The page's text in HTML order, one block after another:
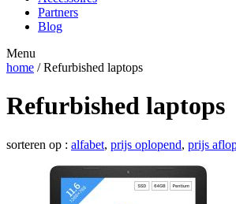
Partners
Blog
Menu
home / Refurbished laptops
Refurbished laptops
sorteren op : alfabet, prijs oplopend, prijs